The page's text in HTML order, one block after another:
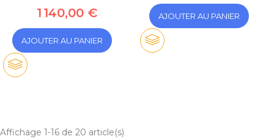
1 140,00 €
AJOUTER AU PANIER
AJOUTER AU PANIER
Affichage 1-16 de 20 article(s)